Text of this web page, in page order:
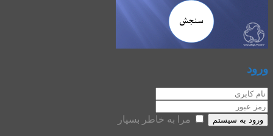
ورود
ورود به سیستم مرا به خاطر بسپار